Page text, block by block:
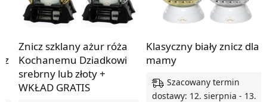
z
Znicz szklany ażur róża
Kochanemu Dziadkowi
srebrny lub złoty +
WKŁAD GRATIS
Klasyczny biały znicz dla
mamy
Szacowany termin
dostawy: 12. sierpnia - 13.